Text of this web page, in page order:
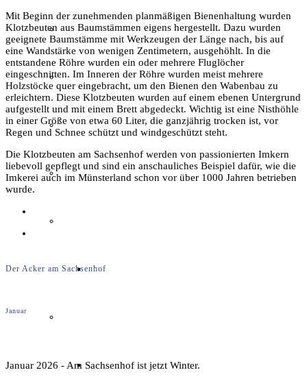
Besichtigung & Führungen
Aktionen & Veranstaltungen
Außerschulischer Lernort
Unser Team & Mitmachen
Belegungsplan
Geschichtliche der Sachsen
Mit Beginn der zunehmenden planmäßigen Bienenhaltung wurden
Klotzbeuten aus Baumstämmen eigens hergestellt. Dazu wurden
geeignete Baumstämme mit Werkzeugen der Länge nach, bis auf
eine Wandstärke von wenigen Zentimetern, ausgehöhlt. In die
entstandene Röhre wurden ein oder mehrere Fluglöcher
eingeschnitten. Im Inneren der Röhre wurden meist mehrere
Holzstöcke quer eingebracht, um den Bienen den Wabenbau zu
erleichtern. Diese Klotzbeuten wurden auf einem ebenen Untergrund
aufgestellt und mit einem Brett abgedeckt. Wichtig ist eine Nisthöhle
in einer Größe von etwa 60 Liter, die ganzjährig trocken ist, vor
Regen und Schnee schützt und windgeschützt steht.
Die Klotzbeuten am Sachsenhof werden von passionierten Imkern
liebevoll gepflegt und sind ein anschauliches Beispiel dafür, wie die
Imkerei auch im Münsterland schon vor über 1000 Jahren betrieben
wurde.
Der Acker am Sachsenhof
Januar
Januar 2026 - Am Sachsenhof ist jetzt Winter.